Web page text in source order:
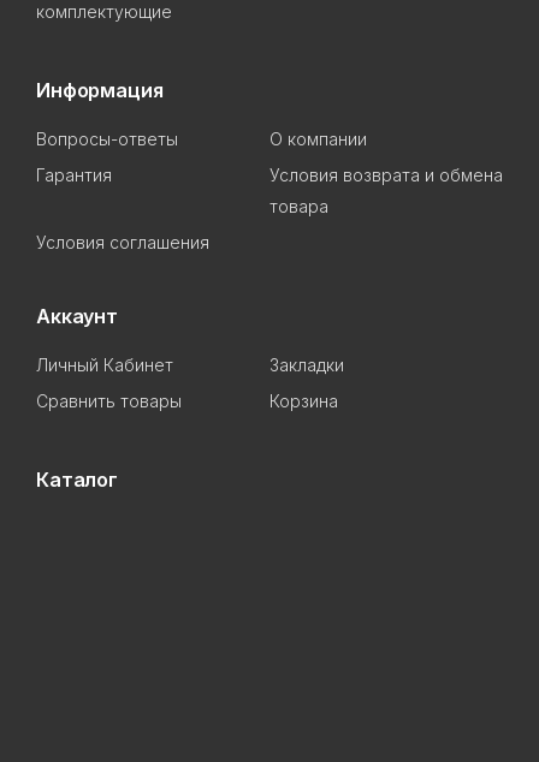
комплектующие
Информация
Вопросы-ответы
О компании
Гарантия
Условия возврата и обмена
товара
Условия соглашения
Аккаунт
Личный Кабинет
Закладки
Сравнить товары
Корзина
Каталог